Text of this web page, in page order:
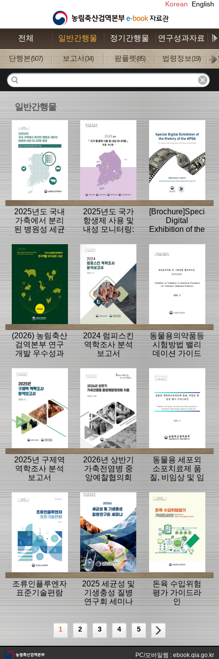
Korean English
전체 일반간행물 정기간행물 연구성과자료
단행본(507) 보고서 (34) 팜플렛 (85) 법령정보(19) 사
일반간행물
2025년도 국내
가축에서 분리
된 병원성 세균
모니터링 결과
2025년도 국가
항생제 사용 및
내성 모니터링:
[Brochure]Special
Digital
Exhibition of the
APQA
(2026) 농림축산
검역본부 연구
개발 우수성과
2024 럼피스킨
역학조사 분석
보고서
동물용의약품등
시험방법 밸리
데이션 가이드
2025년 구제역
역학조사 분석
보고서
2026년 상반기
가축전염병 중
앙예찰협의회
동물용 세포외
소포치료제 품
질, 비임상 및 임
라인
조류인플루엔자
표준기술편람
2025 세균성 및
기생충성 질병
연구회 세미나
돈육 수입위험
평가 가이드라
인
1 2 3 4 5
PC/모바일웹 : ebook.qia.go.kr